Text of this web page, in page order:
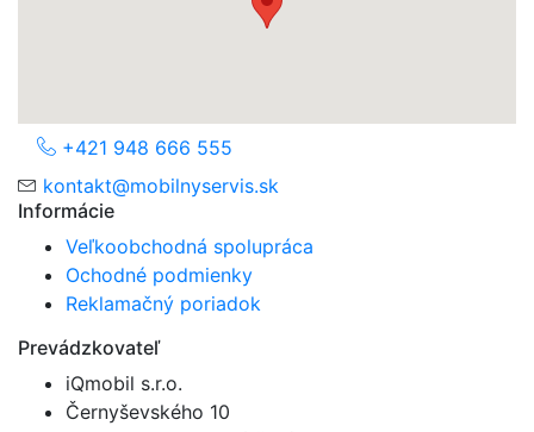
+421 948 666 555
kontakt@mobilnyservis.sk
Informácie
Veľkoobchodná spolupráca
Ochodné podmienky
Reklamačný poriadok
Prevádzkovateľ
iQmobil s.r.o.
Černyševského 10